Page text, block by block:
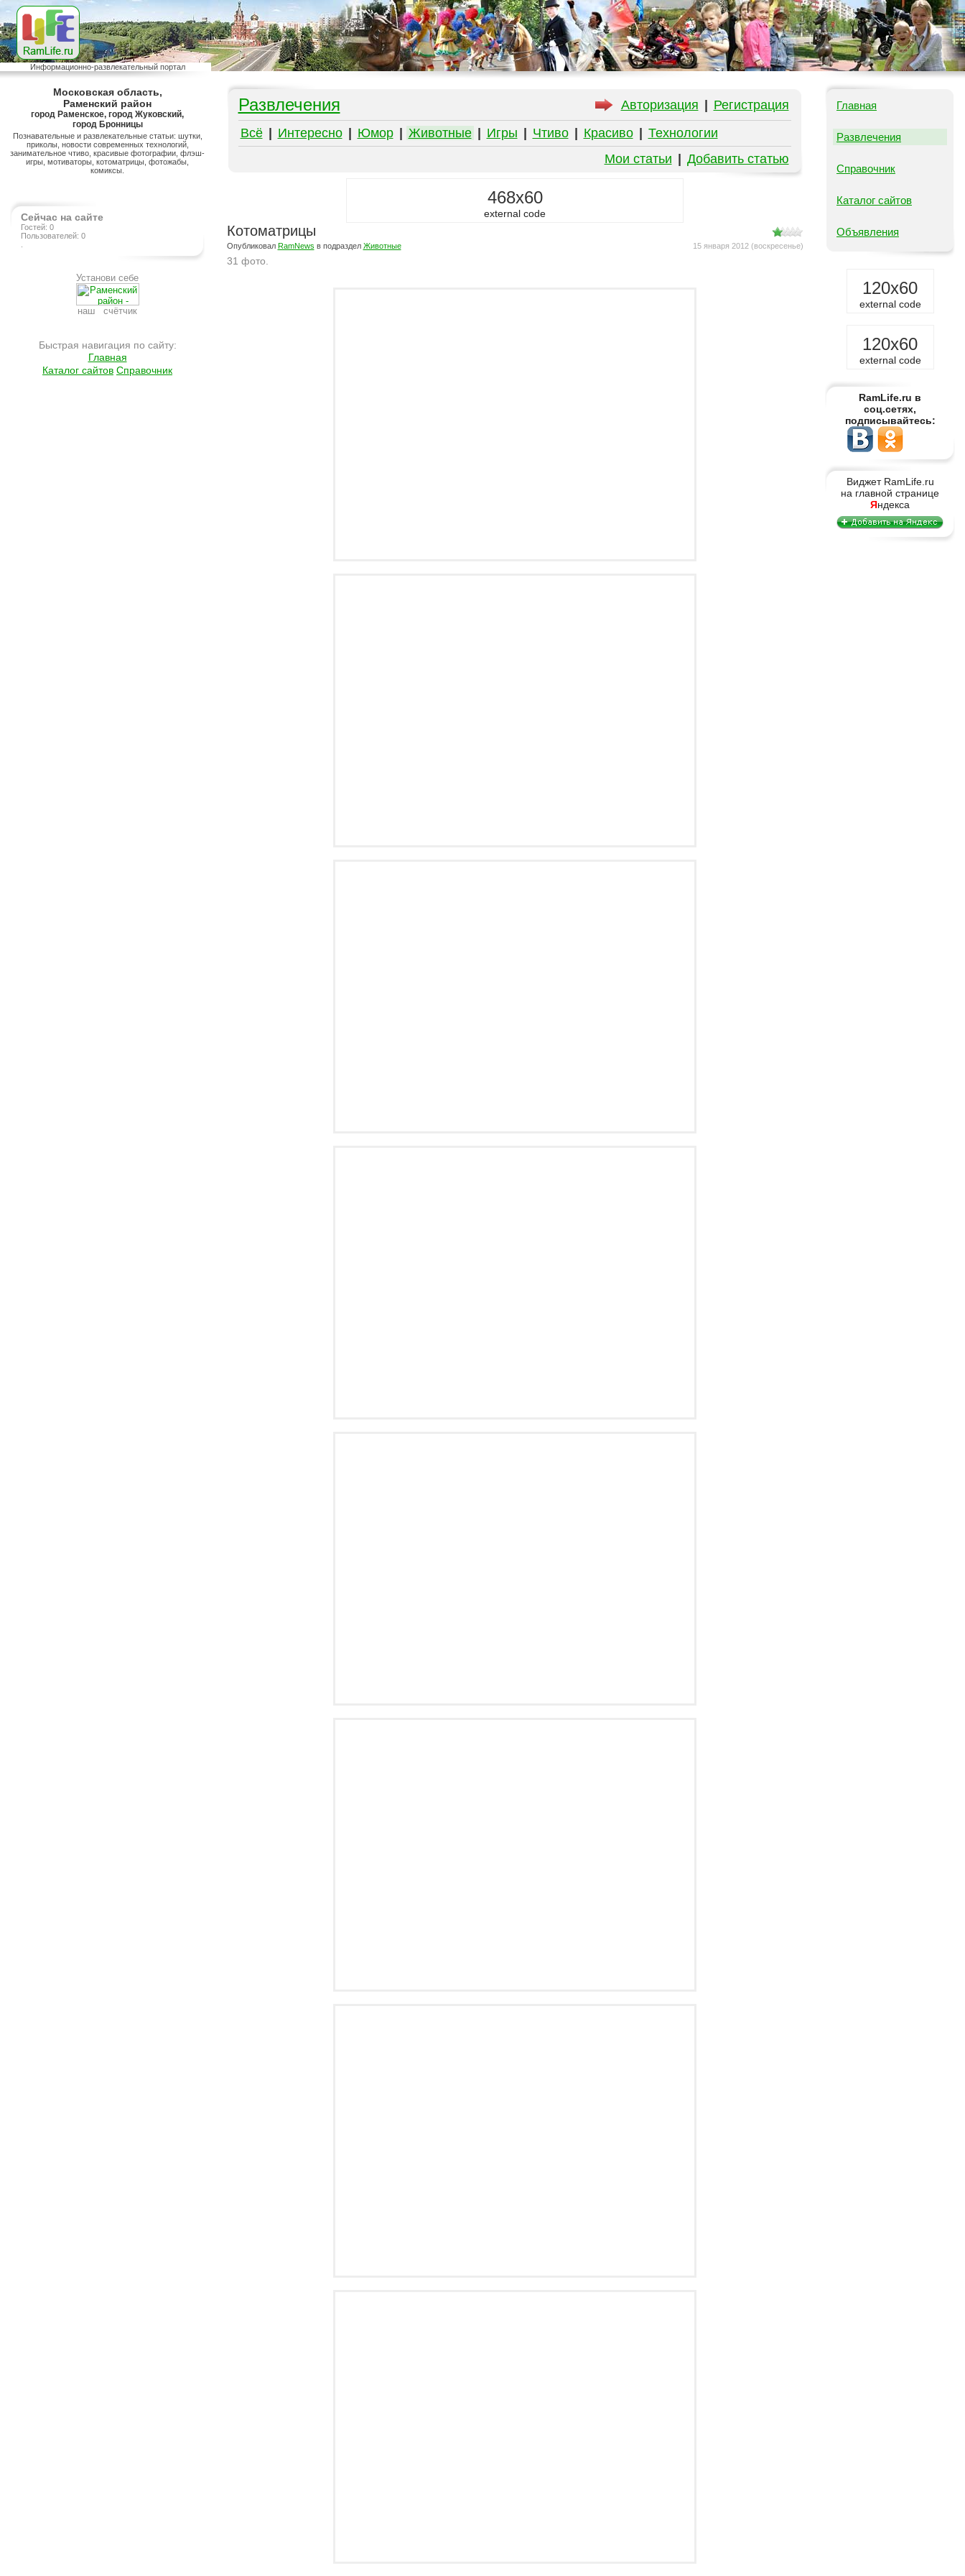
Информационно-развлекательный портал
Московская область,
Раменский район
город Раменское, город Жуковский,
город Бронницы
Познавательные и развлекательные статьи: шутки,
приколы, новости современных технологий,
занимательное чтиво, красивые фотографии, флэш-
игры, мотиваторы, котоматрицы, фотожабы,
комиксы.
Сейчас на сайте
Гостей: 0
Пользователей: 0
Установи себе
наш счётчик
Быстрая навигация по сайту:
Главная
Каталог сайтов Справочник
Авторизация Регистрация
Развлечения
Всё Интересно Юмор Животные Игры Чтиво Красиво
Технологии
Мои статьи
Добавить статью
468x60
external code
Котоматрицы
15 января 2012 (воскресенье)
Опубликовал RamNews в подраздел Животные
31 фото.
Главная
Развлечения
Справочник
Каталог сайтов
Объявления
120x60
external code
120x60
external code
RamLife.ru в
соц.сетях,
подписывайтесь:
Виджет RamLife.ru
на главной странице
Яндекса